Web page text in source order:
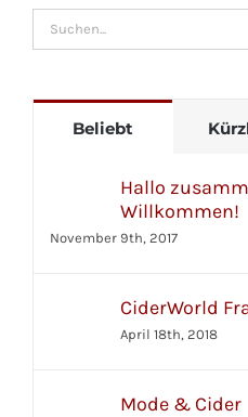
Suche
Beliebt
Hallo
Willkommen!
November 9th, 2017
CiderWorld
April 18th, 2018
Mode & Cider